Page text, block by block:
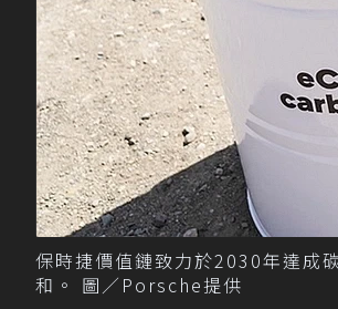
保時捷價值鏈致力於2030年達成
和。 圖／Porsche提供